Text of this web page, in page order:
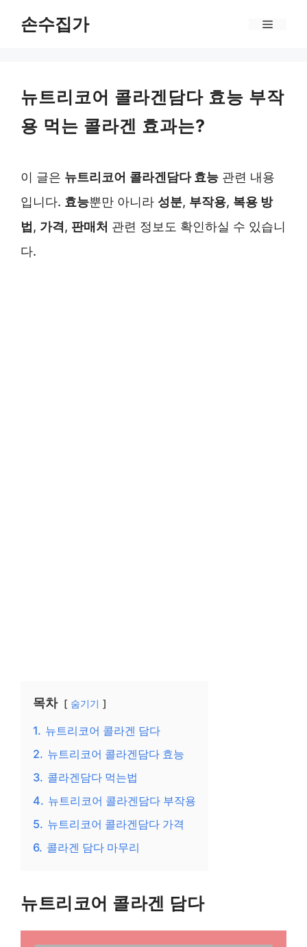
손수집가 Menu
뉴트리코어 콜라겐담다 효능 부작
용 먹는 콜라겐 효과는?
이 글은 뉴트리코어 콜라겐담다 효능 관련 내용
입니다. 효능뿐만 아니라 성분, 부작용, 복용 방
법 , 가격 , 판매처 관련 정보도 확인하실 수 있습니
다.
목차 숨기기
1. 뉴트리코어 콜라겐 담다
2. 뉴트리코어 콜라겐담다 효능
3. 콜라겐담다 먹는법
4. 뉴트리코어 콜라겐담다 부작용
5. 뉴트리코어 콜라겐담다 가격
6. 콜라겐 담다 마무리
뉴트리코어 콜라겐 담다